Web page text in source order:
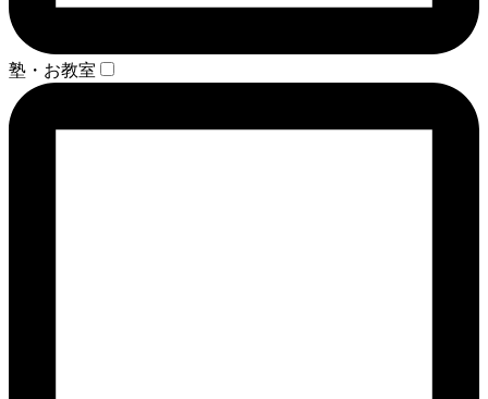
塾・お教室